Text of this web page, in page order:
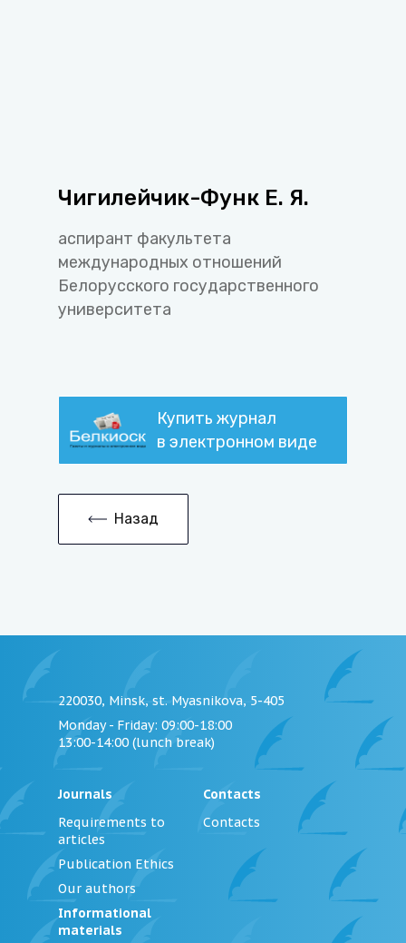
Чигилейчик-Функ Е. Я.
аспирант факультета
международных отношений
Белорусского государственного
университета
Купить журнал
в электронном виде
Назад
220030, Minsk, st. Myasnikova, 5-405
Monday - Friday: 09:00-18:00
13:00-14:00 (lunch break)
Journals
Requirements to
articles
Publication Ethics
Our authors
Informational
materials
Contacts
Contacts